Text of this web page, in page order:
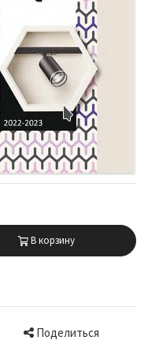
В корзину
Поделиться